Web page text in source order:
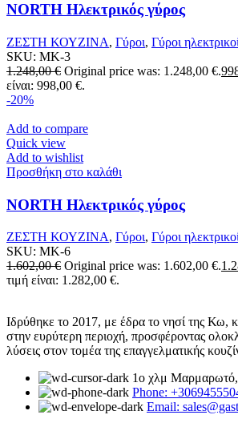
NORTH Ηλεκτρικός γύρος
ΖΕΣΤΗ ΚΟΥΖΙΝΑ, Γύροι, Γύροι
SKU: MK-3
1.248,00€ Original price was: 1.248,00 €.
είναι: 998,00 €.
-20%
Add to compare
Quick view
Add to wishlist
Προσθήκη στο καλάθι
NORTH Ηλεκτρικός γύρος
ΖΕΣΤΗ ΚΟΥΖΙΝΑ, Γύροι, Γύροι
SKU: MK-6
1.602,00€ Original price was: 1.602,00 €.
τιμή είναι: 1.282,00 €.
Ιδρύθηκε το 2017, με έδρα το νησί της Κω,
στην ευρύτερη περιοχή, προσφέροντας
λύσεις στον τομέα της επαγγελματικής
1ο χλμ
Phone:
Email: